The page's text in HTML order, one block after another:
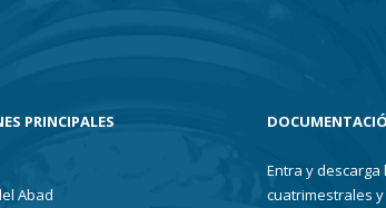
PRINCIPALES
Abad
Entra y
cuatrimestrales